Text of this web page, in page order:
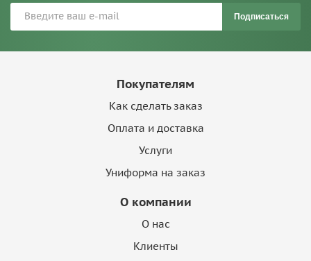
Подписаться
Покупателям
Как сделать заказ
Оплата и доставка
Услуги
Униформа на заказ
О компании
О нас
Клиенты